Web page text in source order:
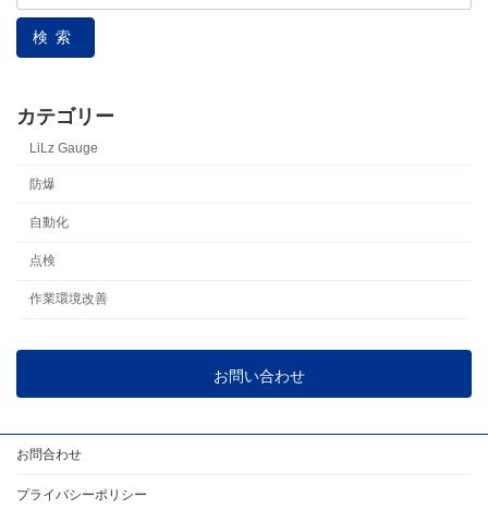
検索
カテゴリー
LiLz Gauge
防爆
自動化
点検
作業環境改善
お問い合わせ
お問合わせ
プライバシーポリシー